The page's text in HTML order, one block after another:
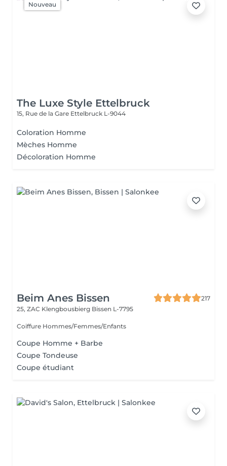
Nouveau
The Luxe Style Ettelbruck
15, Rue de la Gare Ettelbruck L-9044
Coloration Homme
Mèches Homme
Décoloration Homme
Beim Anes Bissen
217
25, ZAC Klengbousbierg Bissen L-7795
Coiffure Hommes/Femmes/Enfants
Coupe Homme + Barbe
Coupe Tondeuse
Coupe étudiant